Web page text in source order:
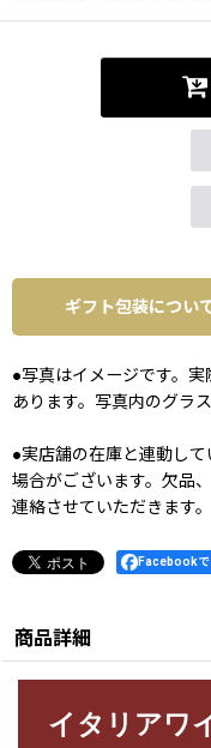
ギフト包装につい
●写真はイメージです。
あります。写真内のグラ
●実店舗の在庫と連動し
場合がございます。欠品
連絡させていただきます。
Facebookで
商品詳細
イタリアワ